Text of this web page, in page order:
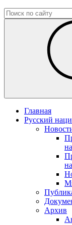
Главная
Русский
Архив